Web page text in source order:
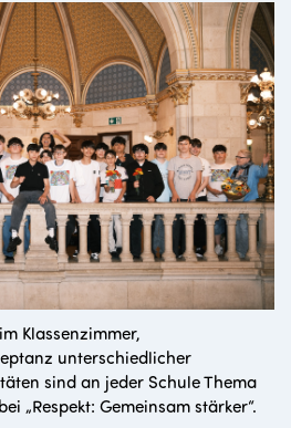
Klassenzimmer,
unterschiedlicher
sind an jeder Schule Thema
„Respekt: Gemeinsam stärker“.